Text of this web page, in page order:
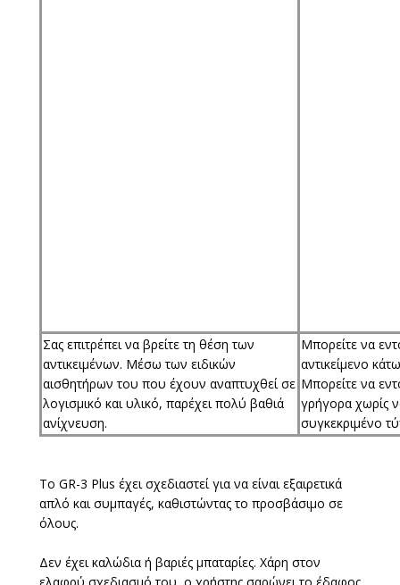
Σας επιτρέπει να βρείτε τη θέση των
αντικειμένων. Μέσω των ειδικών
αισθητήρων του που έχουν αναπτυχθεί σε
λογισμικό και υλικό, παρέχει πολύ βαθιά
ανίχνευση.
Μπορείτε να
αντικείμενο
Μπορείτε να
γρήγορα χωρίς
συγκεκριμένο
Το GR-3 Plus έχει σχεδιαστεί για να είναι εξαιρετικά
απλό και συμπαγές, καθιστώντας το προσβάσιμο σε
όλους.
Δεν έχει καλώδια ή βαριές μπαταρίες. Χάρη στον